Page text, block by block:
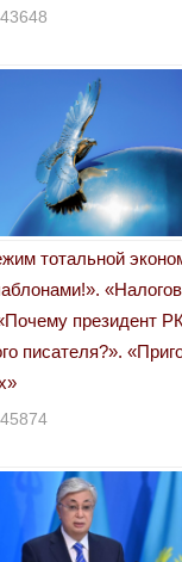
43648
тотальной
президент
писателя?».
45874